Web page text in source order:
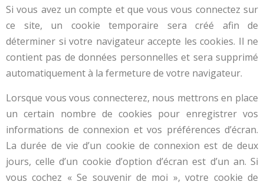
Si vous avez un compte et que vous vous connectez sur
ce site, un cookie temporaire sera créé afin de
déterminer si votre navigateur accepte les cookies. Il ne
contient pas de données personnelles et sera supprimé
automatiquement à la fermeture de votre navigateur.
Lorsque vous vous connecterez, nous mettrons en place
un certain nombre de cookies pour enregistrer vos
informations de connexion et vos préférences d’écran.
La durée de vie d’un cookie de connexion est de deux
jours, celle d’un cookie d’option d’écran est d’un an. Si
vous cochez « Se souvenir de moi », votre cookie de